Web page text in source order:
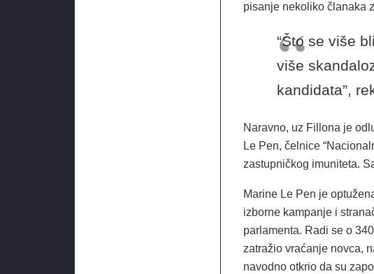
pisanje nekoliko članaka
“Što se više
više
kandidata”,
Naravno, uz Fillona je
Le Pen, čelnice
zastupničkog imuniteta.
Marine Le Pen je
izborne kampanje i
parlamenta. Radi se o
zatražio vraćanje novca,
navodno otkrio da su